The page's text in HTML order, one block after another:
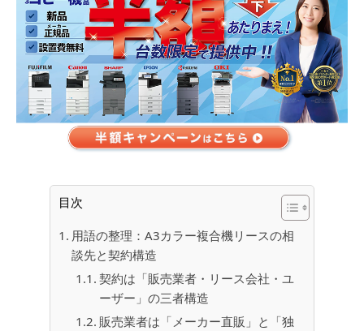
目次
用語の整理：A3カラー複合機リースの相
談先と契約構造
契約は「販売業者・リース会社・ユ
ーザー」の三者構造
販売業者は「メーカー直販」と「独